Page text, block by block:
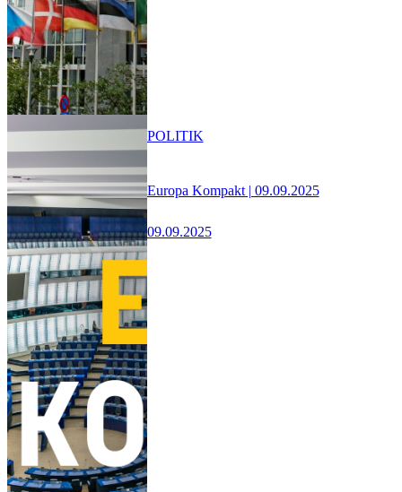
Europa Kompakt | 09.09.2025
09.09.2025
POLITIK